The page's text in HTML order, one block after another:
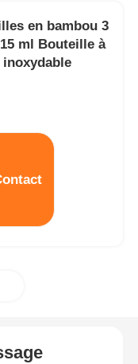
en bambou 3
ml Bouteille à